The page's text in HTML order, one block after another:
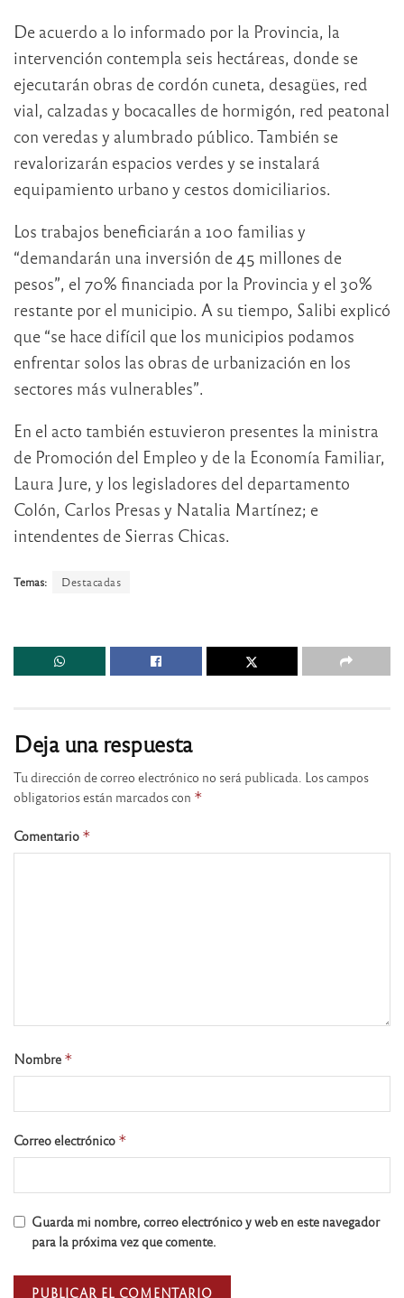
De acuerdo a lo informado por la Provincia, la
intervención contempla seis hectáreas, donde se
ejecutarán obras de cordón cuneta, desagües, red
vial, calzadas y bocacalles de hormigón, red peatonal
con veredas y alumbrado público. También se
revalorizarán espacios verdes y se instalará
equipamiento urbano y cestos domiciliarios.
Los trabajos beneficiarán a 100 familias y
“demandarán una inversión de 45 millones de
pesos”, el 70% financiada por la Provincia y el 30%
restante por el municipio. A su tiempo, Salibi explicó
que “se hace difícil que los municipios podamos
enfrentar solos las obras de urbanización en los
sectores más vulnerables”.
En el acto también estuvieron presentes la ministra
de Promoción del Empleo y de la Economía Familiar,
Laura Jure, y los legisladores del departamento
Colón, Carlos Presas y Natalia Martínez; e
intendentes de Sierras Chicas.
Temas: Destacadas
Deja una respuesta
Tu dirección de correo electrónico no será publicada. Los campos
obligatorios están marcados con *
Comentario *
Nombre *
Correo electrónico *
Guarda mi nombre, correo electrónico y web en este navegador
para la próxima vez que comente.